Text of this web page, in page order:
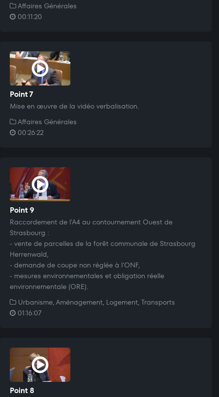
Affaires Générales
00:11:20
Point 7
Mise en œuvre de la vidéo verbalisation.
Affaires Générales
00:26:22
Point 9
Raccordement de l'A4 au contournement Ouest de
Strasbourg :
- vente de parcelles de la forêt communale de Strasbourg
Herrenwald,
- demande de coupe non réglée à l'ONF,
- mesures environnementales et obligation réelle
environnementale (ORE).
Urbanisme, Aménagement, Logement, Transports
01:16:07
Point 8